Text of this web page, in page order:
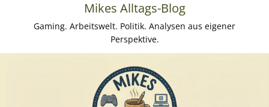
Mikes Alltags-Blog
Gaming. Arbeitswelt. Politik. Analysen aus eigener
Perspektive.